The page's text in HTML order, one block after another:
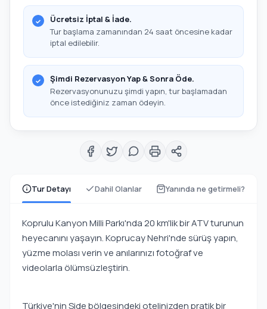
Tur Detayı Dahil Olanlar Yanında ne getirmeli?
Koprulu Kanyon Milli Parkı'nda 20 km'lik bir ATV turunun
heyecanını yaşayın. Koprucay Nehri'nde sürüş yapın,
yüzme molası verin ve anılarınızı fotoğraf ve
videolarla ölümsüzleştirin.
Türkiye'nin Side bölgesindeki otelinizden pratik bir
Ücretsiz İptal & İade.
Tur başlama zamanından 24 saat öncesine kadar
iptal edilebilir.
Şimdi Rezervasyon Yap & Sonra Öde.
Rezervasyonunuzu şimdi yapın, tur başlamadan
önce istediğiniz zaman ödeyin.